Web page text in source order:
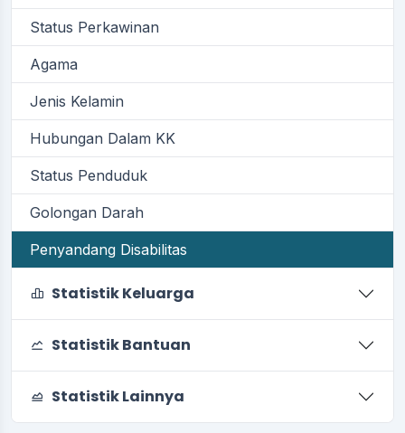
Status Perkawinan
Agama
Jenis Kelamin
Hubungan Dalam KK
Status Penduduk
Golongan Darah
Penyandang Disabilitas
Statistik Keluarga
Statistik Bantuan
Statistik Lainnya